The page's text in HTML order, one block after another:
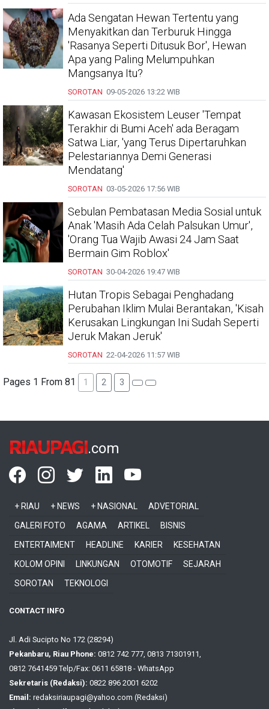
Ada Sengatan Hewan Tertentu yang
Menyakitkan dan Terburuk Hingga
'Rasanya Seperti Ditusuk Bor', Hewan
Apa yang Paling Melumpuhkan
Mangsanya Itu?
SOROTAN 09-05-2026 13:22 WIB
Kawasan Ekosistem Leuser 'Tempat
Terakhir di Bumi Aceh' ada Beragam
Satwa Liar, 'yang Terus Dipertaruhkan
Pelestariannya Demi Generasi
Mendatang'
SOROTAN 03-05-2026 17:56 WIB
Sebulan Pembatasan Media Sosial untuk
Anak 'Masih Ada Celah Palsukan Umur',
'Orang Tua Wajib Awasi 24 Jam Saat
Bermain Gim Roblox'
SOROTAN 30-04-2026 19:47 WIB
Hutan Tropis Sebagai Penghadang
Perubahan Iklim Mulai Berantakan, 'Kisah
Kerusakan Lingkungan Ini Sudah Seperti
Jeruk Makan Jeruk'
SOROTAN 22-04-2026 11:57 WIB
Pages 1 From 81 1 2 3
RIAUPAGI.com
+ RIAU + NEWS + NASIONAL
ADVETORIAL
GALERI FOTO
AGAMA ARTIKEL
BISNIS
ENTERTAIMENT
HEADLINE KARIER
KESEHATAN
KOLOM OPINI
LINKUNGAN OTOMOTIF
SEJARAH
SOROTAN
TEKNOLOGI
CONTACT INFO
Jl. Adi Sucipto No 172 (28294)
Pekanbaru, Riau Phone: 0812 742 777, 0813 71301911,
0812 7641459 Telp/Fax: 0611 65818 - WhatsApp
Sekretaris (Redaksi): 0822 896 2001 6202
Email: redaksiriaupagi@yahoo.com (Redaksi)